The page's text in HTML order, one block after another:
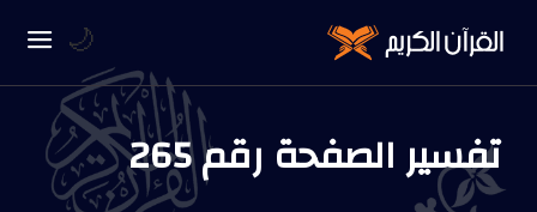
تفسير الصفحة رقم 265
🌙